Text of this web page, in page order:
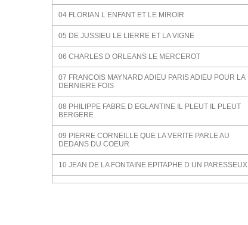
04 FLORIAN L ENFANT ET LE MIROIR
05 DE JUSSIEU LE LIERRE ET LA VIGNE
06 CHARLES D ORLEANS LE MERCEROT
07 FRANCOIS MAYNARD ADIEU PARIS ADIEU POUR LA
DERNIERE FOIS
08 PHILIPPE FABRE D EGLANTINE IL PLEUT IL PLEUT
BERGERE
09 PIERRE CORNEILLE QUE LA VERITE PARLE AU
DEDANS DU COEUR
10 JEAN DE LA FONTAINE EPITAPHE D UN PARESSEUX
11 ANTOINE FRANCOIS LE BAILLY LE LIERRE ET LE